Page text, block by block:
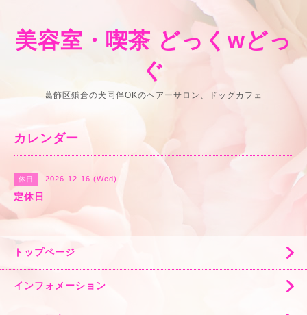
美容室・喫茶 どっくwどっ
ぐ
葛飾区鎌倉の犬同伴OKのヘアーサロン、ドッグカフェ
カレンダー
休日 2026-12-16 (Wed)
定休日
トップページ
インフォメーション